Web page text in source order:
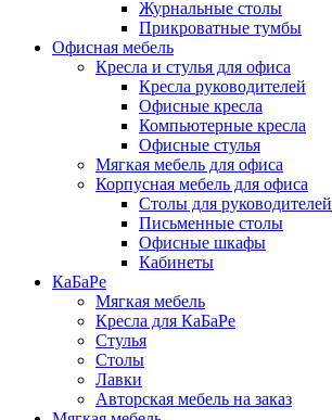
Журнальные столы
Прикроватные тумбы
Офисная мебель
Кресла и стулья для офиса
Кресла руководителей
Офисные кресла
Компьютерные кресла
Офисные стулья
Мягкая мебель для офиса
Корпусная мебель для офиса
Столы для руководителей
Письменные столы
Офисные шкафы
Кабинеты
КаБаРе
Мягкая мебель
Кресла для КаБаРе
Стулья
Столы
Лавки
Авторская мебель на заказ